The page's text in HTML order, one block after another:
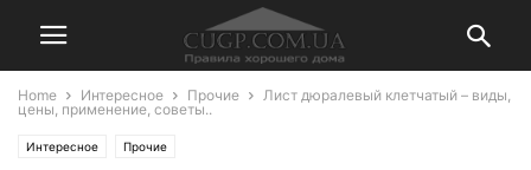
Home Интересное Прочие
Лист дюралевый клетчатый – виды,
цены, применение, советы..
Интересное Прочие